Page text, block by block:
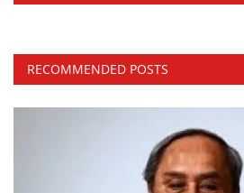
RECOMMENDED POSTS